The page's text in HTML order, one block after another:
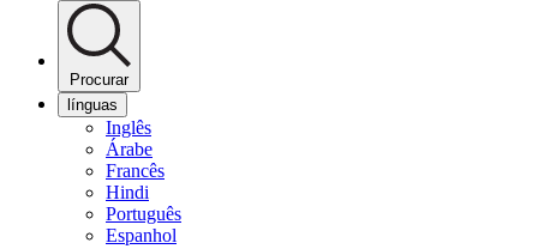
Procurar
línguas
Inglês
Árabe
Francês
Hindi
Português
Espanhol